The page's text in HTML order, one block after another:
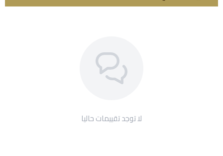
لا توجد تقييمات حاليا